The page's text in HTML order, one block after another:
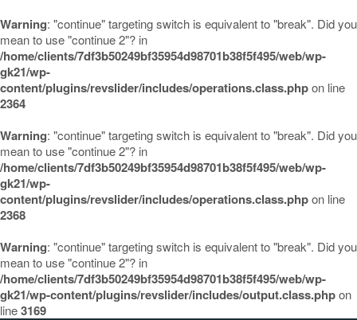
Warning: "continue" targeting switch is equivalent to "break". Did you
mean to use "continue 2"? in
/home/clients/7df3b50249bf35954d98701b38f5f495/web/wp-
gk21/wp-
content/plugins/revslider/includes/operations.class.phpon line
2364
Warning: "continue" targeting switch is equivalent to "break". Did you
mean to use "continue 2"? in
/home/clients/7df3b50249bf35954d98701b38f5f495/web/wp-
gk21/wp-
content/plugins/revslider/includes/operations.class.phpon line
2368
Warning: "continue" targeting switch is equivalent to "break". Did you
mean to use "continue 2"? in
/home/clients/7df3b50249bf35954d98701b38f5f495/web/wp-
gk21/wp-content/plugins/revslider/includes/output.class.phpon
line3169